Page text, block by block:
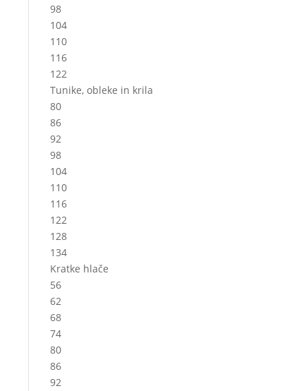
98
104
110
116
122
Tunike, obleke in krila
80
86
92
98
104
110
116
122
128
134
Kratke hlače
56
62
68
74
80
86
92